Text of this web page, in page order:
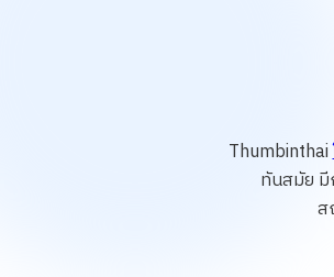
Thumbinthai
ทันสมัย มี
ส